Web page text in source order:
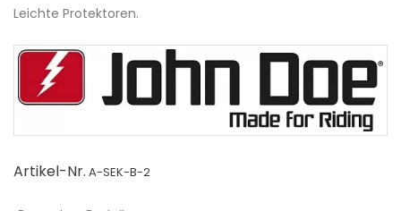
Leichte Protektoren.
Artikel-Nr. A-SEK-B-2